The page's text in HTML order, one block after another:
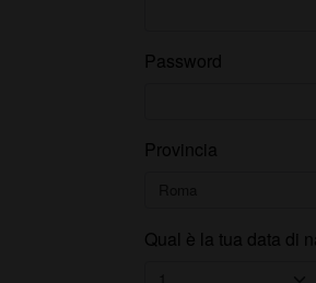
Password
Provincia
Qual è la tua data di